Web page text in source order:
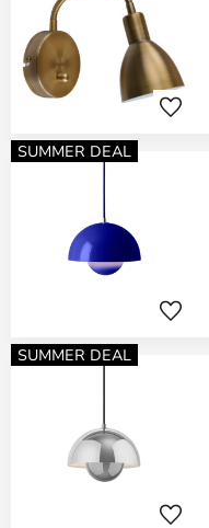
SUMMER DEAL
SUMMER DEAL